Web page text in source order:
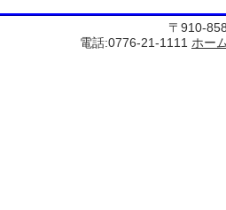
〒910-
電話:0776-21-1111 ホー